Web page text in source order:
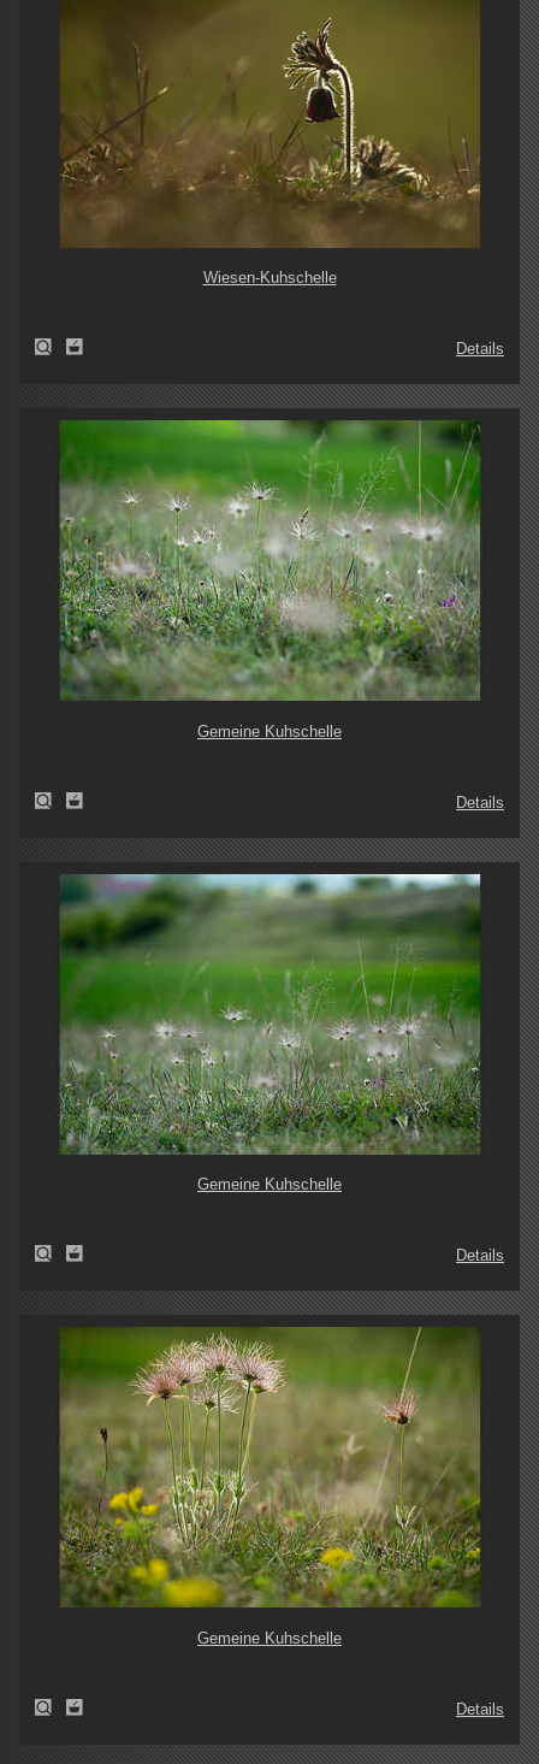
Wiesen-Kuhschelle
Details
Gemeine Kuhschelle
Details
Gemeine Kuhschelle
Details
Gemeine Kuhschelle
Details